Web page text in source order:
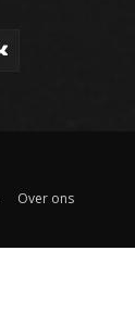
Over ons